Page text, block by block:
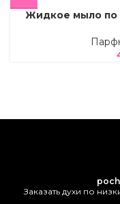
Жидкое мыло по
Заказать духи по